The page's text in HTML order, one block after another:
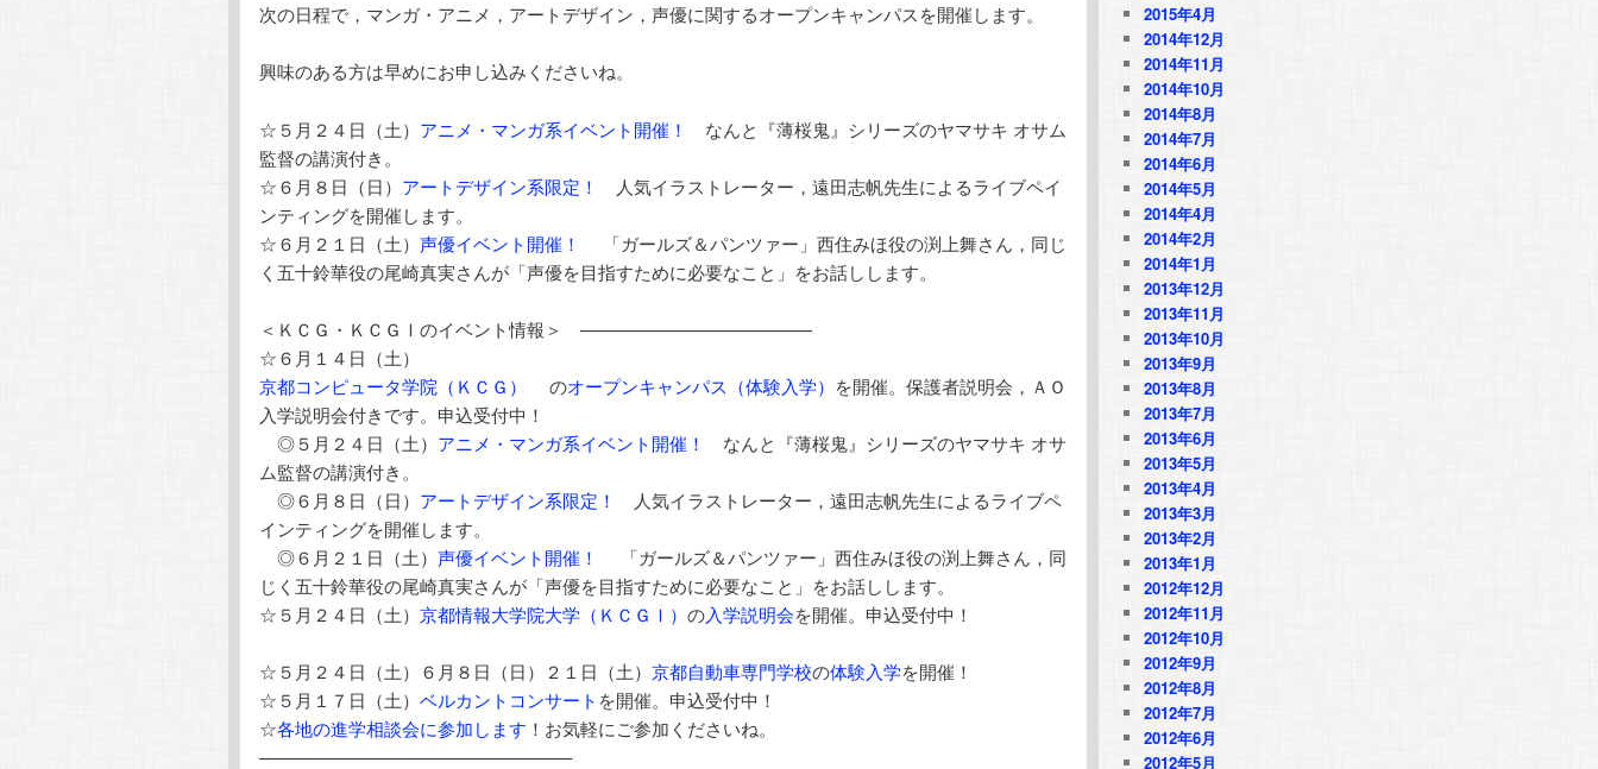
次の日程で，マンガ・アニメ，アートデザイン，声優に関するオープンキャンパスを開催します。
興味のある方は早めにお申し込みくださいね。
☆５月２４日（土） アニメ・マンガ系イベント開催！
なんと『薄桜鬼』シリーズのヤマサキ オサム
監督の講演付き。
☆６月８日（日） アートデザイン系限定！
人気イラストレーター，遠田志帆先生によるライブペイ
ンティングを開催します。
☆６月２１日（土） 声優イベント開催！
「ガールズ＆パンツァー」西住みほ役の渕上舞さん，同じ
く五十鈴華役の尾崎真実さんが「声優を目指すために必要なこと」をお話しします。
＜ＫＣＧ・ＫＣＧＩのイベント情報＞ —————————————
☆６月１４日（土）
京都コンピュータ学院（ＫＣＧ）
のオープンキャンパス（体験入学） を開催。保護者説明会，ＡＯ
入学説明会付きです。申込受付中！
◎５月２４日（土） アニメ・マンガ系イベント開催！
なんと『薄桜鬼』シリーズのヤマサキ オサ
ム監督の講演付き。
◎６月８日（日） アートデザイン系限定！
人気イラストレーター，遠田志帆先生によるライブペ
インティングを開催します。
◎６月２１日（土） 声優イベント開催！
「ガールズ＆パンツァー」西住みほ役の渕上舞さん，同
じく五十鈴華役の尾崎真実さんが「声優を目指すために必要なこと」をお話しします。
☆５月２４日（土） 京都情報大学院大学（ＫＣＧＩ） の入学説明会を開催。申込受付中！
☆５月２４日（土）６月８日（日）２１日（土） 京都自動車専門学校の体験入学を開催！
☆５月１７日（土） ベルカントコンサート を開催。申込受付中！
☆各地の進学相談会に参加します ！お気軽にご参加くださいね。
—————————————————–
2015年4月
2014年12月
2014年11月
2014年10月
2014年8月
2014年7月
2014年6月
2014年5月
2014年4月
2014年2月
2014年1月
2013年12月
2013年11月
2013年10月
2013年9月
2013年8月
2013年7月
2013年6月
2013年5月
2013年4月
2013年3月
2013年2月
2013年1月
2012年12月
2012年11月
2012年10月
2012年9月
2012年8月
2012年7月
2012年6月
2012年5月